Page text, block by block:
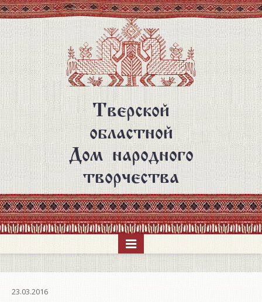
Перейти
к
основному
содержанию
Тверской
областной
Дом народного
творчества
23.03.2016